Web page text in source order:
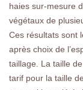
haies sur-mesure
végétaux de
Ces résultats sont
après choix de
taillage. La taille
tarif pour la taille